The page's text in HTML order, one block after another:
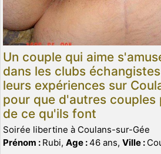
Un couple qui aime
dans les clubs
leurs expériences sur
pour que d'autres
de ce qu'ils font
Soirée libertine à Coulans-sur-Gée
Prénom : Rubi, Age :46 ans, Ville :